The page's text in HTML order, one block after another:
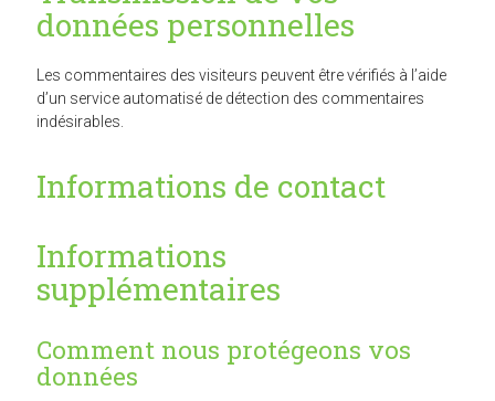
données personnelles
Les commentaires des visiteurs peuvent être vérifiés à l’aide
d’un service automatisé de détection des commentaires
indésirables.
Informations de contact
Informations
supplémentaires
Comment nous protégeons vos
données